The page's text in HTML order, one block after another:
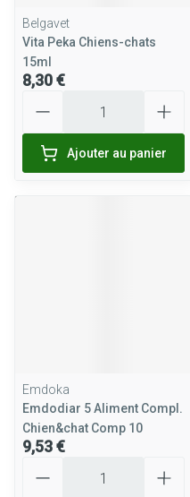
Belgavet
Vita Peka Chiens-chats
15ml
8,30 €
Ajouter au panier
Emdoka
Emdodiar 5 Aliment Compl.
Chien&chat Comp 10
9,53 €